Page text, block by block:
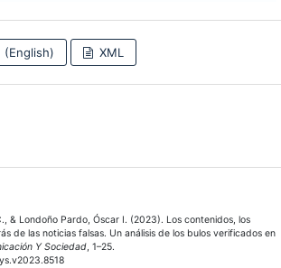
(English) XML
& Londoño Pardo, Óscar I. (2023). Los contenidos, los
de las noticias falsas. Un análisis de los bulos verificados en
Y Sociedad, 1–25.